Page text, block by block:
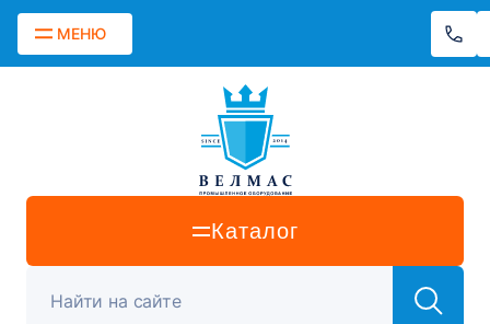
МЕНЮ
Каталог